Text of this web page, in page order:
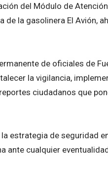
del Módulo de
la gasolinera El Avión,
de oficiales de
la vigilancia,
ciudadanos que
estrategia de seguridad
ante cualquier